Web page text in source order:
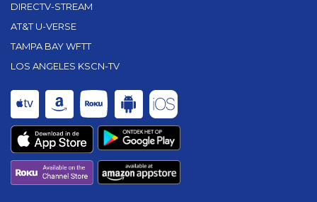
DIRECTV-STREAM
AT&T U-VERSE
TAMPA BAY WFTT
LOS ANGELES KSCN-TV